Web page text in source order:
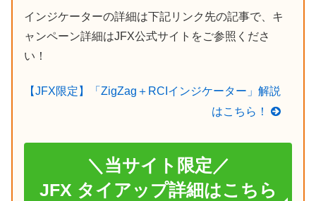
インジケーターの詳細は下記リンク先の記事で、キ
ャンペーン詳細はJFX公式サイトをご参照くださ
い！
【JFX限定】「ZigZag＋RCIインジケーター」解説
はこちら！
＼当サイト限定／
JFX タイアップ詳細はこちら